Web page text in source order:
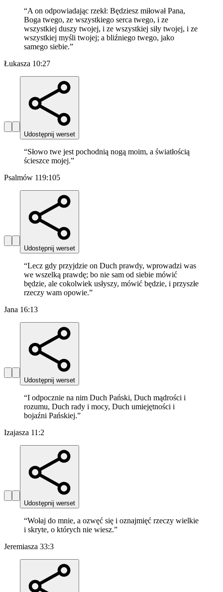
“A on odpowiadając rzekł: Będziesz miłował Pana,
Boga twego, ze wszystkiego serca twego, i ze
wszystkiej duszy twojej, i ze wszystkiej siły twojej, i ze
wszystkiej myśli twojej; a bliźniego twego, jako
samego siebie.”
Łukasza 10:27
Udostępnij werset
“Słowo twe jest pochodnią nogą moim, a światłością
ścieszce mojej.”
Psalmów 119:105
Udostępnij werset
“Lecz gdy przyjdzie on Duch prawdy, wprowadzi was
we wszelką prawdę; bo nie sam od siebie mówić
będzie, ale cokolwiek usłyszy, mówić będzie, i przyszłe
rzeczy wam opowie.”
Jana 16:13
Udostępnij werset
“I odpocznie na nim Duch Pański, Duch mądrości i
rozumu, Duch rady i mocy, Duch umiejętności i
bojaźni Pańskiej.”
Izajasza 11:2
Udostępnij werset
“Wołaj do mnie, a ozwęć się i oznajmięć rzeczy wielkie
i skryte, o których nie wiesz.”
Jeremiasza 33:3